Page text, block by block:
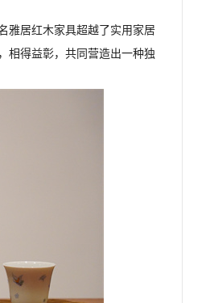
雅居红木家具超越了实用家居
相得益彰，共同营造出一种独